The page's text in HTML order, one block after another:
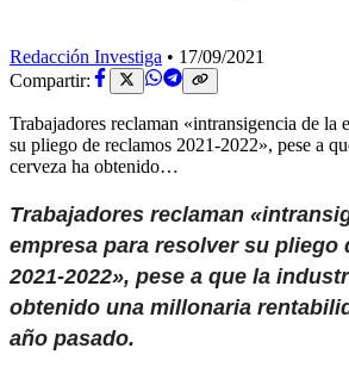
Redacción Investiga • 17/09/2021
Compartir:
Trabajadores reclaman «intransigencia de la
su pliego de reclamos 2021-2022», pese a
cerveza ha obtenido…
Trabajadores reclaman
empresa para resolver su pliego
2021-2022», pese a que la
obtenido una millonaria
año pasado.